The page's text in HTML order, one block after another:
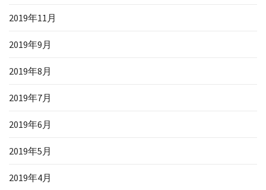
2019年11月
2019年9月
2019年8月
2019年7月
2019年6月
2019年5月
2019年4月